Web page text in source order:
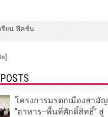
รียน ฟิคชั่น
โครงการมรดกเมืองสามัญ
“อาหาร–พื้นที่ศักดิ์สิทธิ์” สู่